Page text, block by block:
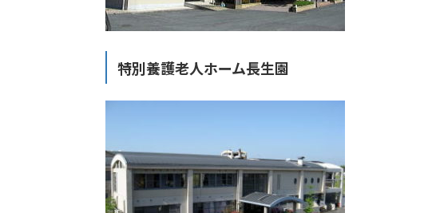
特別養護老人ホーム長生園